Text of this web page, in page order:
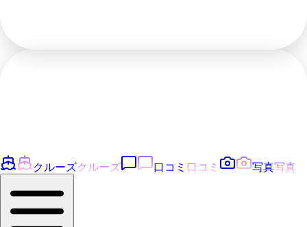
クルーズクルーズ 口コミ 口コミ 写真写真